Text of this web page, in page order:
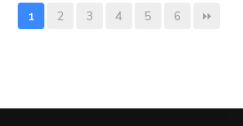
1 2 3 4 5 6